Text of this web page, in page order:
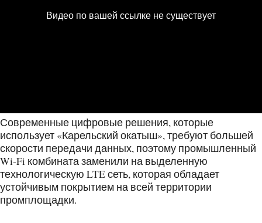
Современные цифровые решения, которые
использует «Карельский окатыш», требуют большей
скорости передачи данных, поэтому промышленный
Wi-Fi комбината заменили на выделенную
технологическую LTE сеть, которая обладает
устойчивым покрытием на всей территории
промплощадки.